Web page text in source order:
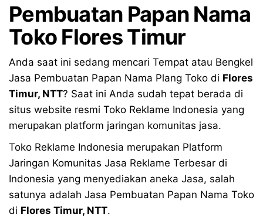
Pembuatan Papan Nama
Toko Flores Timur
Anda saat ini sedang mencari Tempat atau Bengkel
Jasa Pembuatan Papan Nama Plang Toko di Flores
Timur, NTT? Saat ini Anda sudah tepat berada di
situs website resmi Toko Reklame Indonesia yang
merupakan platform jaringan komunitas jasa.
Toko Reklame Indonesia merupakan Platform
Jaringan Komunitas Jasa Reklame Terbesar di
Indonesia yang menyediakan aneka Jasa, salah
satunya adalah Jasa Pembuatan Papan Nama Toko
di Flores Timur, NTT.